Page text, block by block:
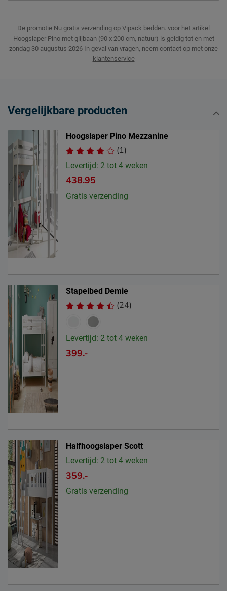
De promotie Nu gratis verzending op Vipack bedden. voor het artikel
Hoogslaper Pino met glijbaan (90 x 200 cm, natuur) is geldig tot en met
zondag 30 augustus 2026 In geval van vragen, neem contact op met onze
klantenservice
Vergelijkbare producten
Hoogslaper Pino Mezzanine
(1)
Levertijd: 2 tot 4 weken
438.95
Gratis verzending
Stapelbed Demie
(24)
Levertijd: 2 tot 4 weken
399.-
Halfhoogslaper Scott
Levertijd: 2 tot 4 weken
359.-
Gratis verzending